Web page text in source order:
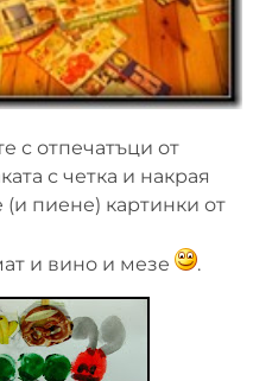
с отпечатъци от
с четка и накрая
пиене) картинки от
и вино и мезе
.